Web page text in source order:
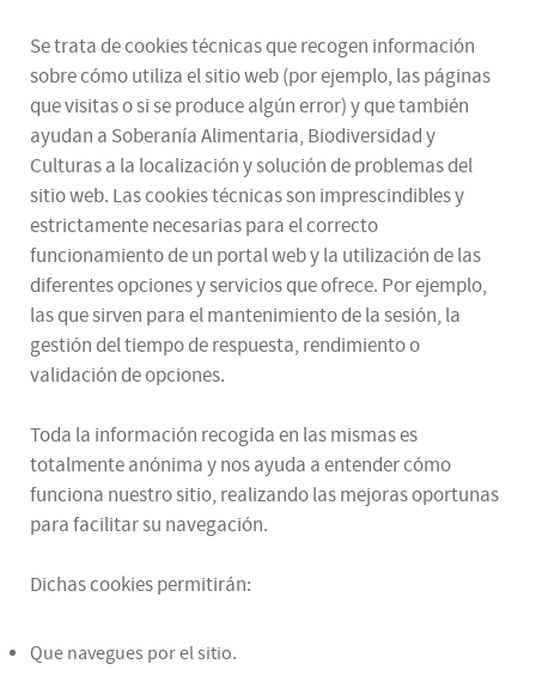
Se trata de cookies técnicas que recogen información
sobre cómo utiliza el sitio web (por ejemplo, las páginas
que visitas o si se produce algún error) y que también
ayudan a Soberanía Alimentaria, Biodiversidad y
Culturas a la localización y solución de problemas del
sitio web. Las cookies técnicas son imprescindibles y
estrictamente necesarias para el correcto
funcionamiento de un portal web y la utilización de las
diferentes opciones y servicios que ofrece. Por ejemplo,
las que sirven para el mantenimiento de la sesión, la
gestión del tiempo de respuesta, rendimiento o
validación de opciones.
Toda la información recogida en las mismas es
totalmente anónima y nos ayuda a entender cómo
funciona nuestro sitio, realizando las mejoras oportunas
para facilitar su navegación.
Dichas cookies permitirán:
Que navegues por el sitio.